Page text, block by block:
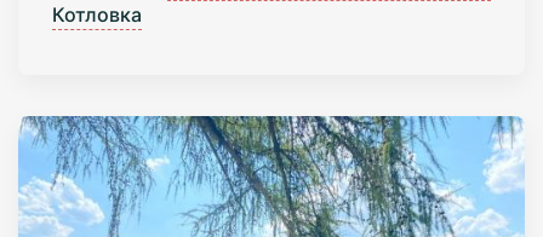
Котловка